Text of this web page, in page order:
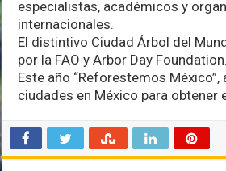
especialistas, académicos y
internacionales.
El distintivo Ciudad Árbol del
por la FAO y Arbor Day Foundation.
Este año “Reforestemos
ciudades en México para obtener